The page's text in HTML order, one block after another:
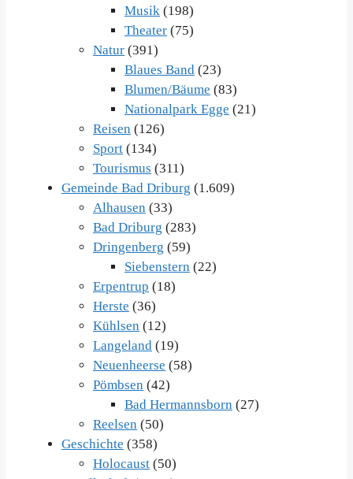
Musik (198)
Theater (75)
Natur (391)
Blaues Band (23)
Blumen/Bäume (83)
Nationalpark Egge (21)
Reisen (126)
Sport (134)
Tourismus (311)
Gemeinde Bad Driburg (1.609)
Alhausen (33)
Bad Driburg (283)
Dringenberg (59)
Siebenstern (22)
Erpentrup (18)
Herste (36)
Kühlsen (12)
Langeland (19)
Neuenheerse (58)
Pömbsen (42)
Bad Hermannsborn (27)
Reelsen (50)
Geschichte (358)
Holocaust (50)